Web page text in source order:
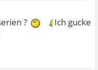
?
Ich gucke